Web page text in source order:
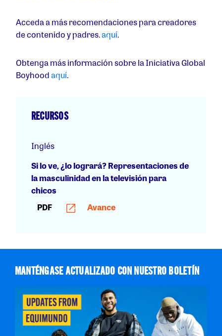
Acceda a más recomendaciones para creadores
de contenido y padres.aquí.
Obtenga más información sobre la Iniciativa Global
Boyhoodaquí.
RECURSOS
Inglés
Si lo ve, ¿lo logrará? Representaciones de
la masculinidad en la televisión para
chicos
PDF
Avance
MANTÉNGASE ACTUALIZADO CON NUESTRO BOLETÍN